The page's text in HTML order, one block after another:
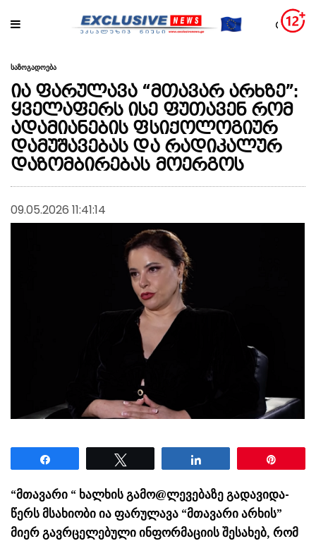
საზოგადოება
ია ფარულავა “მთავარ არხზე”:
ყველაფერს ისე ფუთავენ რომ
ადამიანების ფსიქოლოგიურ
დამუშავებას და რადიკალურ
დაზომბირებას მოერგოს
09.05.2026 11:41:14
“მთავარი “ ხალხის გამო@ლევებაზე გადავიდა-
წერს მსახიობი ია ფარულავა “მთავარი არხის”
მიერ გავრცელებული ინფორმაციის შესახებ, რომ